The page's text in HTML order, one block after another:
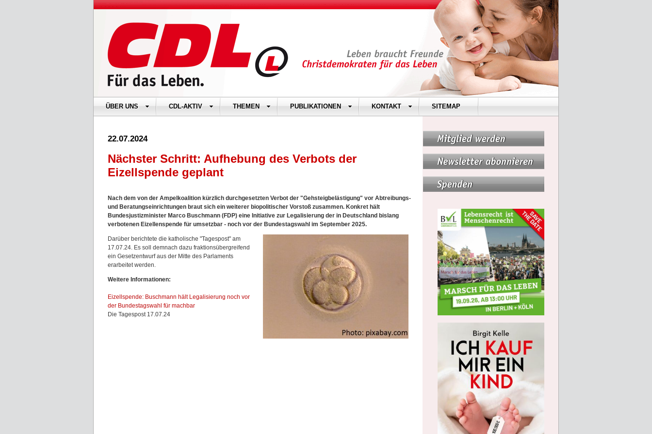
ÜBER UNS CDL-AKTIV THEMEN PUBLIKATIONEN KONTAKT SITEMAP
22.07.2024
Nächster Schritt: Aufhebung des Verbots der
Eizellspende geplant
Nach dem von der Ampelkoalition kürzlich durchgesetzten Verbot der "Gehsteigbelästigung" vor Abtreibungs-
und Beratungseinrichtungen braut sich ein weiterer biopolitischer Vorstoß zusammen. Konkret hält
Bundesjustizminister Marco Buschmann (FDP) eine Initiative zur Legalisierung der in Deutschland bislang
verbotenen Eizellenspende für umsetzbar - noch vor der Bundestagswahl im September 2025.
Darüber berichtete die katholische "Tagespost" am
17.07.24. Es soll demnach dazu fraktionsübergreifend
ein Gesetzentwurf aus der Mitte des Parlaments
erarbeitet werden.
Weitere Informationen:
Eizellspende: Buschmann hält Legalisierung noch vor
der Bundestagswahl für machbar
Die Tagespost 17.07.24